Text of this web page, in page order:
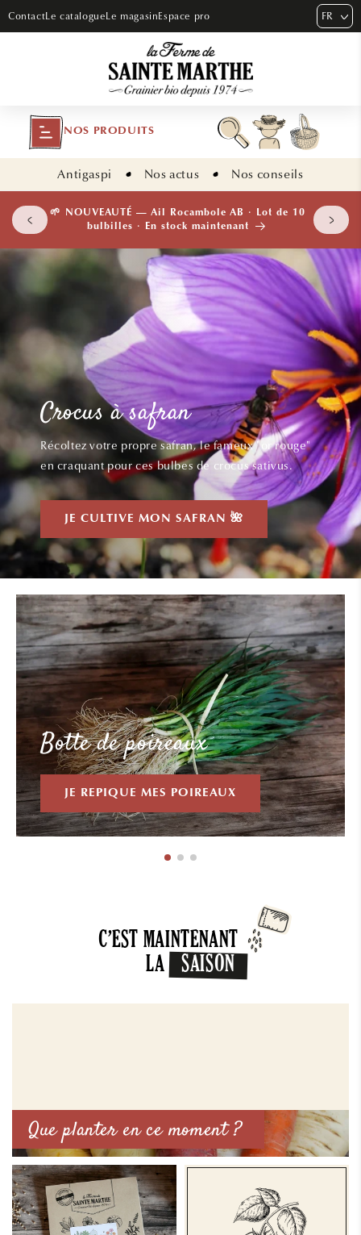
ET PASSER
ContactLe catalogueLe magasinEspace pro FR
NOS PRODUITS
Antigaspi Nos actus Nos conseils
🌱 NOUVEAUTÉ — Ail Rocambole AB · Lot de 10
bulbilles · En stock maintenant
Crocus à safran
Récoltez votre propre safran, le fameux "or rouge"
en craquant pour ces bulbes de crocus sativus.
JE CULTIVE MON SAFRAN 🌺
Botte de poireaux
JE REPIQUE MES POIREAUX
C’EST MAINTENANT
LA SAISON
Que planter en ce moment ?